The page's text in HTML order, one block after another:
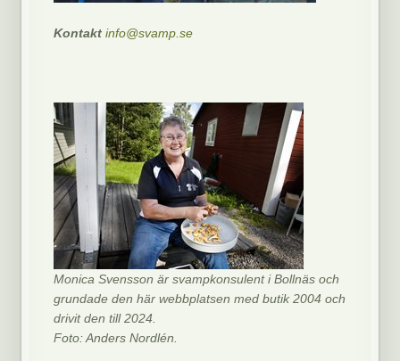
Kontaktinfo@svamp.se
Monica Svensson är svampkonsulent i Bollnäs och
grundade den här webbplatsen med butik 2004 och
drivit den till 2024.
Foto: Anders Nordlén.